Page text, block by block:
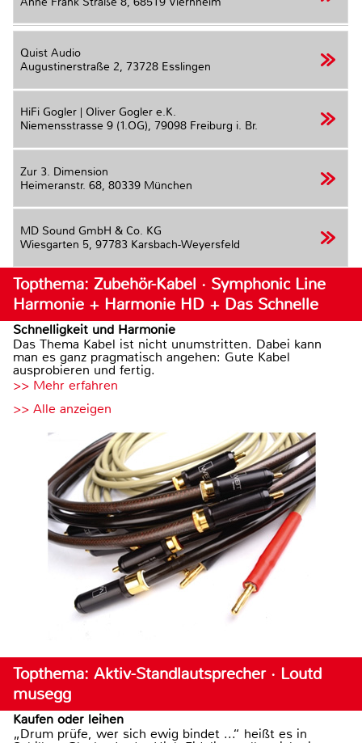
Quist Audio
Augustinerstraße 2, 73728 Esslingen
HiFi Gogler | Oliver Gogler e.K.
Niemensstrasse 9 (1.OG), 79098 Freiburg i. Br.
Zur 3. Dimension
Heimeranstr. 68, 80339 München
MD Sound GmbH & Co. KG
Wiesgarten 5, 97783 Karsbach-Weyersfeld
Topthema: Zubehör-Kabel · Symphonic Line
Harmonie + Harmonie HD + Das Schnelle
Schnelligkeit und Harmonie
Das Thema Kabel ist nicht unumstritten. Dabei kann
man es ganz pragmatisch angehen: Gute Kabel
ausprobieren und fertig.
>> Mehr erfahren
>> Alle anzeigen
Topthema: Aktiv-Standlautsprecher · Loutd
musegg
Kaufen oder leihen
„Drum prüfe, wer sich ewig bindet ...“ heißt es in